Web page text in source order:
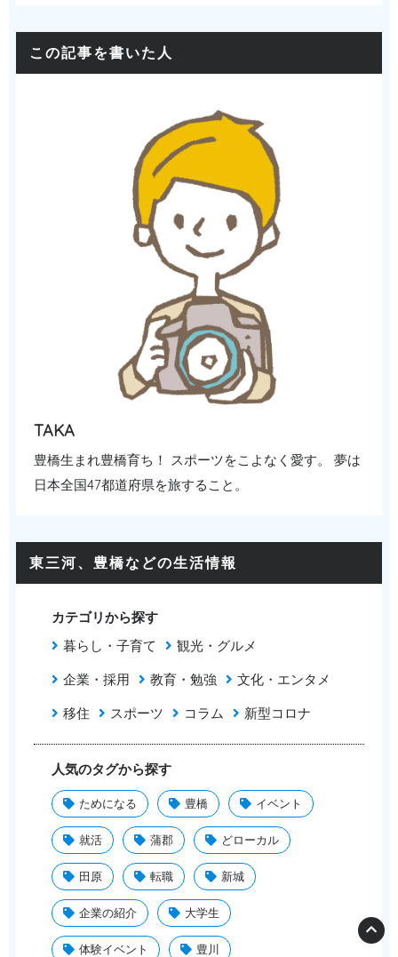
この記事を書いた人
TAKA
豊橋生まれ豊橋育ち！ スポーツをこよなく愛す。 夢は
日本全国47都道府県を旅すること。
東三河、豊橋などの生活情報
カテゴリから探す
暮らし・子育て
観光・グルメ
企業・採用
教育・勉強
文化・エンタメ
移住
スポーツ コラム 新型コロナ
人気のタグから探す
ためになる 豊橋 イベント
就活 蒲郡 どローカル
田原 転職 新城
企業の紹介 大学生
体験イベント 豊川